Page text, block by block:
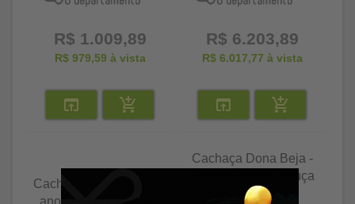
R$ 1.009,89
R$ 979,59 à vista
R$ 6.203,89
R$ 6.017,77 à vista
Cachaça Vale Verde 12
anos edição presente
Cachaça Dona Beja -
Sarau 12 Anos - louça
com box 750ml